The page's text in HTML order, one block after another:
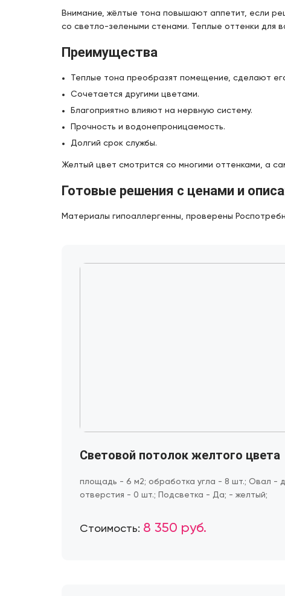
Внимание, жёлтые тона повышают аппетит, если
со светло-зелеными стенами. Теплые оттенки для
Преимущества
Теплые тона преобразят помещение, сделают
Сочетается другими цветами.
Благоприятно влияют на нервную систему.
Прочность и водонепроницаемость.
Долгий срок службы.
Желтый цвет смотрится со многими оттенками, а
Готовые решения с ценами и
Материалы гипоаллергенны, проверены
Световой потолок желтого цвета
площадь - 6 м2; обработка угла - 8 шт.; Овал -
отверстия - 0 шт.; Подсветка - Да; - желтый;
Стоимость: 8 350 руб.